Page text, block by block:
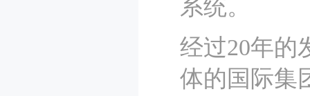
系统。
经过20年的
体的国际集